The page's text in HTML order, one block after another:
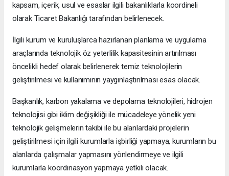
kapsam, içerik, usul ve esaslar ilgili bakanlıklarla koordineli
olarak Ticaret Bakanlığı tarafından belirlenecek.
İlgili kurum ve kuruluşlarca hazırlanan planlama ve uygulama
araçlarında teknolojik öz yeterlilik kapasitesinin artırılması
öncelikli hedef olarak belirlenerek temiz teknolojilerin
geliştirilmesi ve kullanımının yaygınlaştırılması esas olacak.
Başkanlık, karbon yakalama ve depolama teknolojileri, hidrojen
teknolojisi gibi iklim değişikliği ile mücadeleye yönelik yeni
teknolojik gelişmelerin takibi ile bu alanlardaki projelerin
geliştirilmesi için ilgili kurumlarla işbirliği yapmaya, kurumların bu
alanlarda çalışmalar yapmasını yönlendirmeye ve ilgili
kurumlarla koordinasyon yapmaya yetkili olacak.